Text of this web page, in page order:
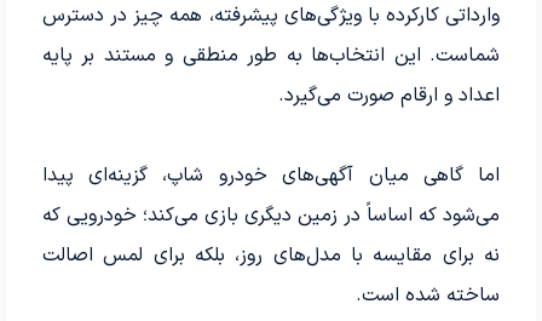
وارداتی کارکرده با ویژگی‌های پیشرفته، همه چیز در دسترس
شماست. این انتخاب‌ها به طور منطقی و مستند بر پایه
اعداد و ارقام صورت می‌گیرد.
اما گاهی میان آگهی‌های خودرو شاپ، گزینه‌ای پیدا
می‌شود که اساساً در زمین دیگری بازی می‌کند؛ خودرویی که
نه برای مقایسه با مدل‌های روز، بلکه برای لمس اصالت
ساخته شده است.